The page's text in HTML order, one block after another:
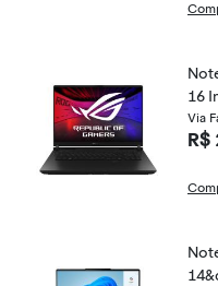
16
X
1
Via